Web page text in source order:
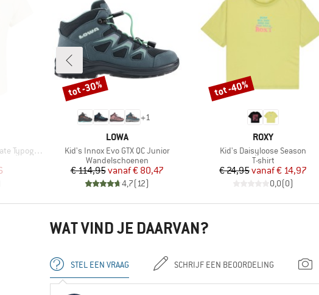
Tee
prijs
+1
MERK
LOWA
Artikel
Kid's Innox Evo GTX QC Junior
Productgroep
Wandelschoenen
Prijs
€ 114,95 Verlaagde prijs
vanaf€ 80,47
4,7(12)
Korting
tot -30%
MERK
ROXY
Artikel
Kid's Daisyloose Season
Productgroep
T-shirt
Prijs
€ 24,95 Verlaagde prijs
vanaf€ 14,97
0,0(0)
Korting
tot -40%
WAT VIND JE DAARVAN?
STEL EEN VRAAG SCHRIJF EEN BEOORDELING